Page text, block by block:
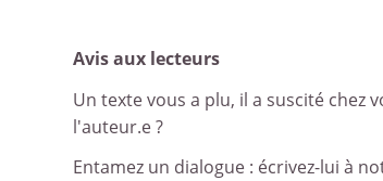
Avis aux lecteurs
Un texte vous a plu, il a suscité chez
l'auteur.e ?
Entamez un dialogue : écrivez-lui à